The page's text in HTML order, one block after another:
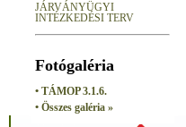
JÁRVÁNYÜGYI
INTÉZKEDÉSI TERV
Fotógaléria
• TÁMOP 3.1.6.
• Összes galéria »